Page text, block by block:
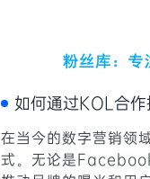
如何通过KOL合
在当今的数字营销领
式。无论是